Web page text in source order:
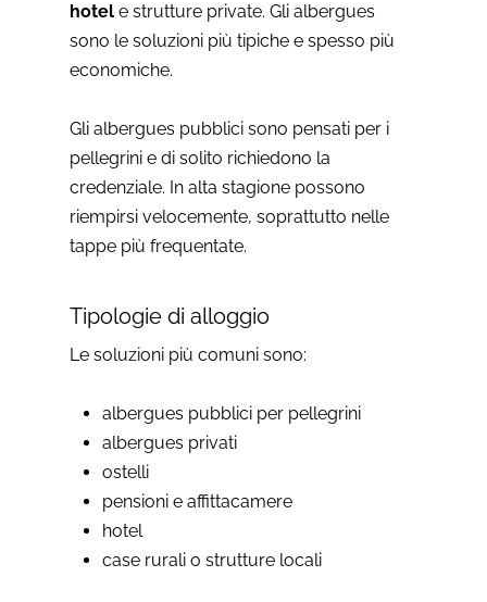
hotel e strutture private. Gli albergues
sono le soluzioni più tipiche e spesso più
economiche.
Gli albergues pubblici sono pensati per i
pellegrini e di solito richiedono la
credenziale. In alta stagione possono
riempirsi velocemente, soprattutto nelle
tappe più frequentate.
Tipologie di alloggio
Le soluzioni più comuni sono:
albergues pubblici per pellegrini
albergues privati
ostelli
pensioni e affittacamere
hotel
case rurali o strutture locali